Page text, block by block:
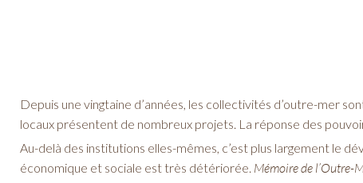
Depuis une vingtaine d’années, les collectivités d’outre-mer
locaux présentent de nombreux projets. La réponse des
Au-delà des institutions elles-mêmes, c’est plus largement le
économique et sociale est très détériorée. Mémoire de l’Outre-